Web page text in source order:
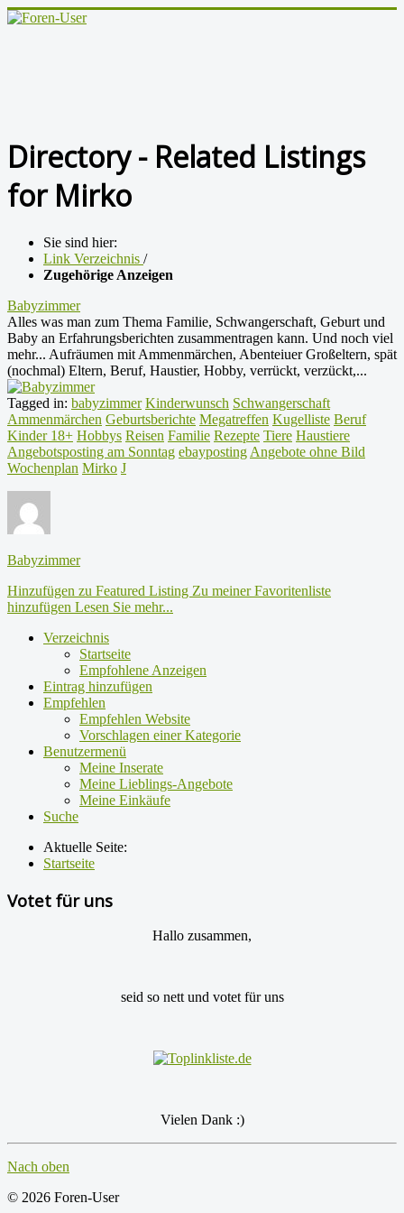
Directory - Related Listings
for Mirko
Sie sind hier:
Link Verzeichnis /
Zugehörige Anzeigen
Babyzimmer
Alles was man zum Thema Familie, Schwangerschaft, Geburt und
Baby an Erfahrungsberichten zusammentragen kann. Und noch viel
mehr... Aufräumen mit Ammenmärchen, Abenteiuer Großeltern, spät
(nochmal) Eltern, Beruf, Haustier, Hobby, verrückt, verzückt,...
Tagged in: babyzimmer Kinderwunsch Schwangerschaft
Ammenmärchen Geburtsberichte Megatreffen Kugelliste Beruf
Kinder 18+ Hobbys Reisen Familie Rezepte Tiere Haustiere
Angebotsposting am Sonntag ebayposting Angebote ohne Bild
Wochenplan Mirko J
Babyzimmer
Hinzufügen zu Featured Listing Zu meiner Favoritenliste
hinzufügen Lesen Sie mehr...
Verzeichnis
Startseite
Empfohlene Anzeigen
Eintrag hinzufügen
Empfehlen
Empfehlen Website
Vorschlagen einer Kategorie
Benutzermenü
Meine Inserate
Meine Lieblings-Angebote
Meine Einkäufe
Suche
Aktuelle Seite:
Startseite
Votet für uns
Hallo zusammen,
seid so nett und votet für uns
Vielen Dank :)
Nach oben
© 2026 Foren-User